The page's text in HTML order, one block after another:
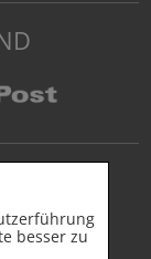
besser zu